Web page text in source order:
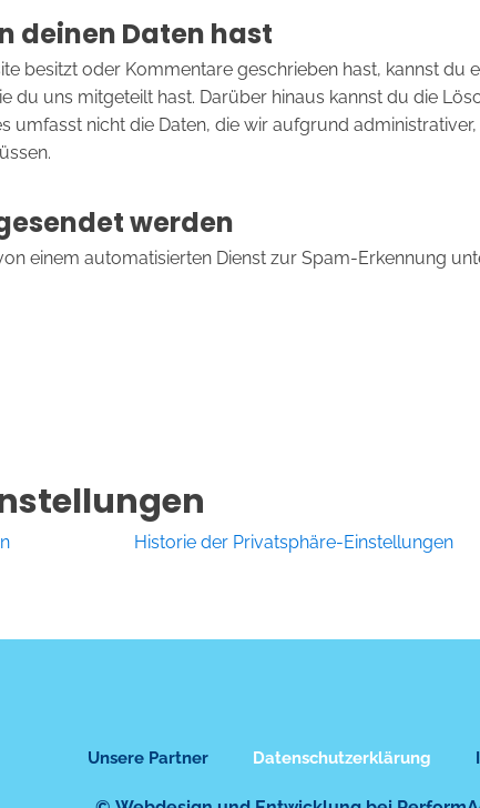
deinen Daten hast
besitzt oder Kommentare geschrieben hast, kannst du
du uns mitgeteilt hast. Darüber hinaus kannst du die
umfasst nicht die Daten, die wir aufgrund
werden
einem automatisierten Dienst zur Spam-Erkennung
Historie der Privatsphäre-Einstellungen
Unsere Partner Datenschutzerklärung